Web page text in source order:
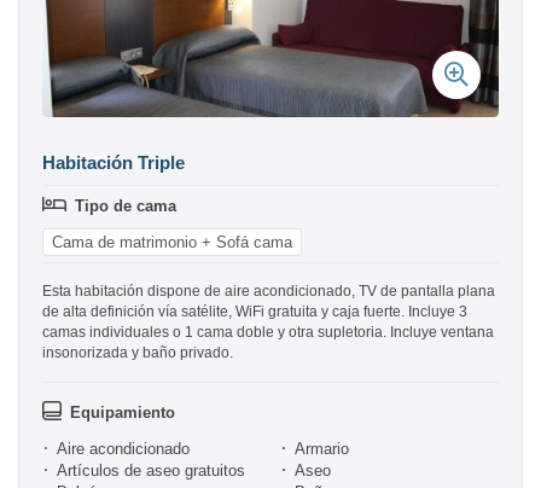
Habitación Triple
Tipo de cama
Cama de matrimonio + Sofá cama
Esta habitación dispone de aire acondicionado, TV de pantalla plana
de alta definición vía satélite, WiFi gratuita y caja fuerte. Incluye 3
camas individuales o 1 cama doble y otra supletoria. Incluye ventana
insonorizada y baño privado.
Equipamiento
Aire acondicionado
Armario
Artículos de aseo gratuitos
Aseo